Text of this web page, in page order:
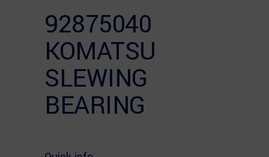
92875040
KOMATSU
SLEWING
BEARING